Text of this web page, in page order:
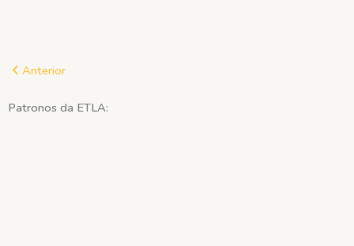
Prev
Anterior
Patronos da ETLA: